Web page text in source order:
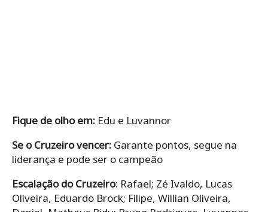
Fique de olho em: Edu e Luvannor
Se o Cruzeiro vencer: Garante pontos, segue na
liderança e pode ser o campeão
Escalação do Cruzeiro: Rafael; Zé Ivaldo, Lucas
Oliveira, Eduardo Brock; Filipe, Willian Oliveira,